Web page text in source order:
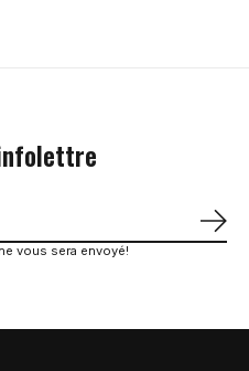
vous sera envoyé!